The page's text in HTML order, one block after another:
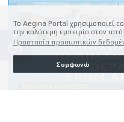
Το Aegina Portal χρησιμοποιεί
την καλύτερη εμπειρία στον
Προστασία προσωπικών
Συμφωνώ
accessible